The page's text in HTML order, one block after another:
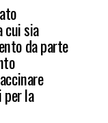
sia
da parte
la